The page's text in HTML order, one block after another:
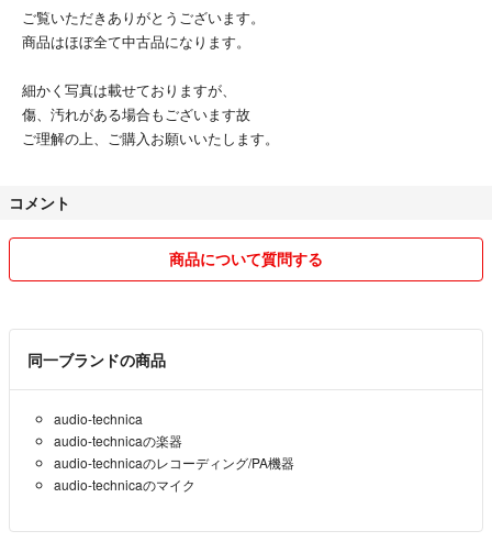
コメントの返信に時間がかかる場合がございます。多数出品取引している
ため、ご理解のほどよろしくお願いします。
上記の事をご理解の上でご入札の方よろしくお願い致します。
ご覧いただきありがとうございます。
商品はほぼ全て中古品になります。
細かく写真は載せておりますが、
傷、汚れがある場合もございます故
ご理解の上、ご購入お願いいたします。
コメント
商品について質問する
同一ブランドの商品
audio-technica
audio-technicaの楽器
audio-technicaのレコーディング/PA機器
audio-technicaのマイク